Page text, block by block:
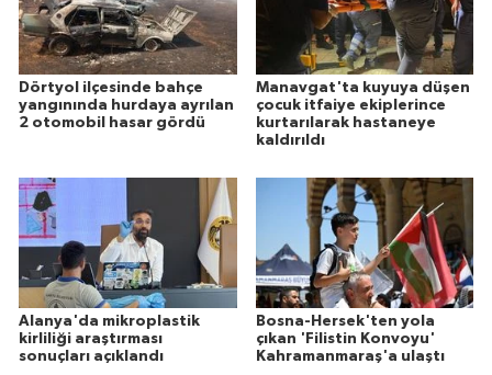
Dörtyol ilçesinde bahçe
yangınında hurdaya ayrılan
2 otomobil hasar gördü
Manavgat'ta kuyuya düşen
çocuk itfaiye ekiplerince
kurtarılarak hastaneye
kaldırıldı
Alanya'da mikroplastik
kirliliği araştırması
sonuçları açıklandı
Bosna-Hersek'ten yola
çıkan 'Filistin Konvoyu'
Kahramanmaraş'a ulaştı